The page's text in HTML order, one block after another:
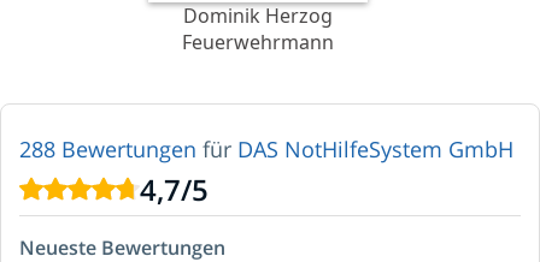
Dominik Herzog
Feuerwehrmann
288 Bewertungen für DAS NotHilfeSystem GmbH
4,7/5
Neueste Bewertungen